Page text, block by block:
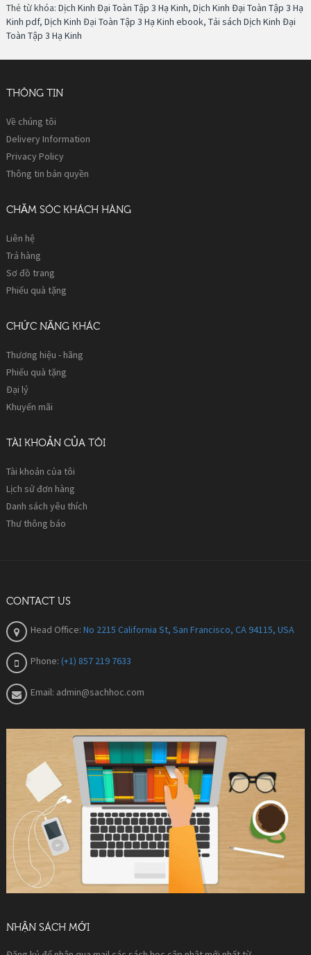
Thẻ từ khóa: Dịch Kinh Đại Toàn Tập 3 Hạ Kinh, Dịch Kinh Đại Toàn Tập 3 Hạ
Kinh pdf, Dịch Kinh Đại Toàn Tập 3 Hạ Kinh ebook, Tải sách Dịch Kinh Đại
Toàn Tập 3 Hạ Kinh
THÔNG TIN
Về chúng tôi
Delivery Information
Privacy Policy
Thông tin bản quyền
CHĂM SÓC KHÁCH HÀNG
Liên hệ
Trả hàng
Sơ đồ trang
Phiếu quà tặng
CHỨC NĂNG KHÁC
Thương hiệu - hãng
Phiếu quà tặng
Đại lý
Khuyến mãi
TÀI KHOẢN CỦA TÔI
Tài khoản của tôi
Lịch sử đơn hàng
Danh sách yêu thích
Thư thông báo
CONTACT US
Head Office: No 2215 California St, San Francisco, CA 94115, USA
Phone: (+1) 857 219 7633
Email: admin@sachhoc.com
NHẬN SÁCH MỚI